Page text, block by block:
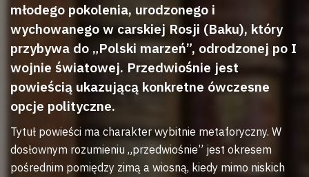
młodego pokolenia, urodzonego i
wychowanego w carskiej Rosji (Baku), który
przybywa do „Polski marzeń”, odrodzonej po I
wojnie światowej. Przedwiośnie jest
powieścią ukazującą konkretne ówczesne
opcje polityczne.
Tytuł powieści ma charakter wybitnie metaforyczny. W
dosłownym rozumieniu „przedwiośnie” jest okresem
pośrednim pomiędzy zimą a wiosną, kiedy mimo niskich